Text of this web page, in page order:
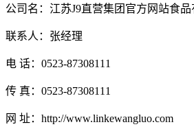
公司名：江苏J9直营集团官方网站食品
联系人：张经理
电 话：0523-87308111
传 真：0523-87308111
网 址：http://www.linkewangluo.com